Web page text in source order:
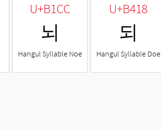
U+B1CC
뇌
Hangul Syllable Noe
U+B418
되
Hangul Syllable Doe